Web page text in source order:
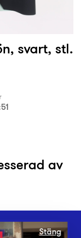
svart, stl.
av
Stäng